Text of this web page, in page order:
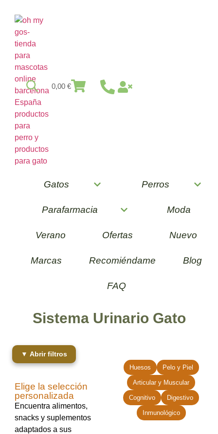
0,00 €
Gatos Perros
Parafarmacia Moda
Verano Ofertas Nuevo
Marcas Recomiéndame Blog
FAQ
Sistema Urinario Gato
▼ Abrir filtros
Elige la selección
personalizada
Encuentra alimentos,
snacks y suplementos
adaptados a sus
Huesos Pelo y Piel
Articular y Muscular
Cognitivo Digestivo
Inmunológico